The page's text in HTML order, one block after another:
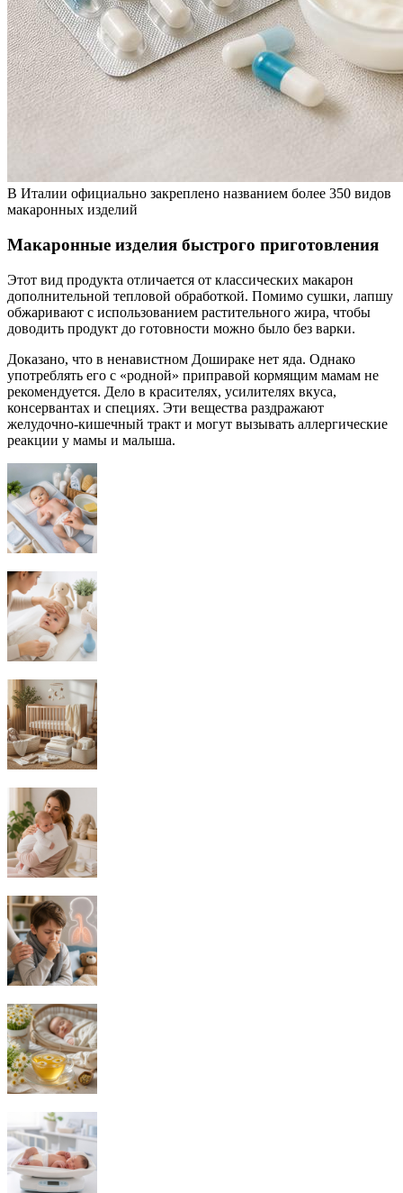
В Италии официально закреплено названием более 350 видов
макаронных изделий
Макаронные изделия быстрого приготовления
Этот вид продукта отличается от классических макарон
дополнительной тепловой обработкой. Помимо сушки, лапшу
обжаривают с использованием растительного жира, чтобы
доводить продукт до готовности можно было без варки.
Доказано, что в ненавистном Дошираке нет яда. Однако
употреблять его с «родной» приправой кормящим мамам не
рекомендуется. Дело в красителях, усилителях вкуса,
консервантах и специях. Эти вещества раздражают
желудочно-кишечный тракт и могут вызывать аллергические
реакции у мамы и малыша.